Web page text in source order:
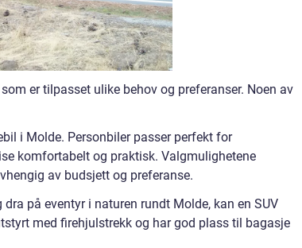
er tilpasset ulike behov og preferanser. Noen av
i Molde. Personbiler passer perfekt for
komfortabelt og praktisk. Valgmulighetene
av budsjett og preferanse.
på eventyr i naturen rundt Molde, kan en SUV
med firehjulstrekk og har god plass til bagasje